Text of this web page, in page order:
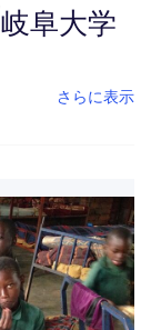
岐阜大学
さらに表示